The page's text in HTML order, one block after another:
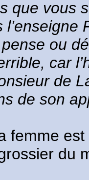
que vous
pense ou
car
de
de son
femme
du